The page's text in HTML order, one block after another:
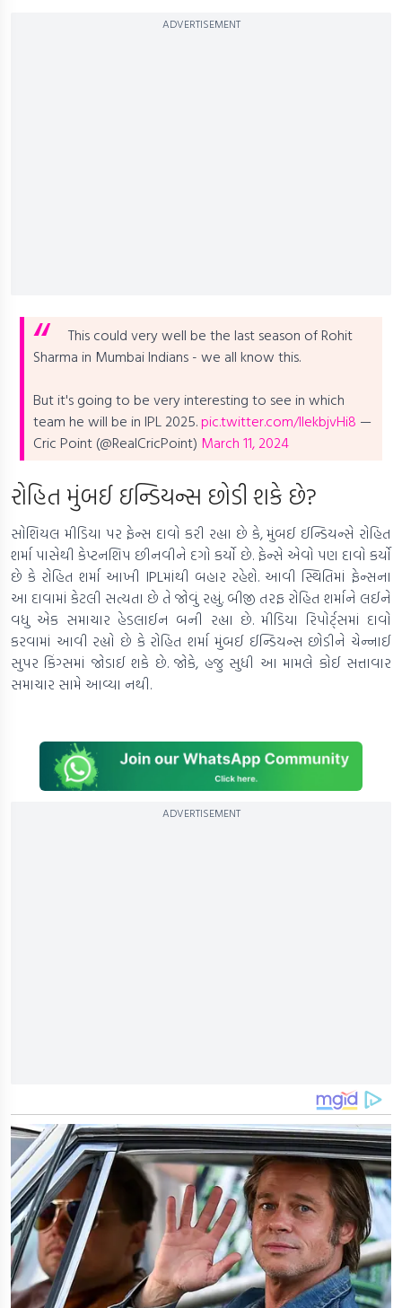
ADVERTISEMENT
This could very well be the last season of Rohit
Sharma in Mumbai Indians - we all know this.
But it's going to be very interesting to see in which
team he will be in IPL 2025.pic.twitter.com/IIekbjvHi8 —
Cric Point (@RealCricPoint) March 11, 2024
રોહિત મુંબઈ ઇન્ડિયન્સ છોડી શકે છે?
સોશિયલ મીડિયા પર ફેન્સ દાવો કરી રહ્યા છે કે, મુંબઈ ઈન્ડિયન્સે રોહિત
શર્મા પાસેથી કેપ્ટનશિપ છીનવીને દગો કર્યો છે. ફેન્સે એવો પણ દાવો કર્યો
છે કે રોહિત શર્મા આખી IPLમાંથી બહાર રહેશે. આવી સ્થિતિમાં ફેન્સના
આ દાવામાં કેટલી સત્યતા છે તે જોવું રહ્યું. બીજી તરફ રોહિત શર્માને લઈને
વધુ એક સમાચાર હેડલાઈન બની રહ્યા છે. મીડિયા રિપોર્ટ્સમાં દાવો
કરવામાં આવી રહ્યો છે કે રોહિત શર્મા મુંબઈ ઈન્ડિયન્સ છોડીને ચેન્નાઈ
સુપર કિંગ્સમાં જોડાઈ શકે છે. જોકે, હજુ સુધી આ મામલે કોઈ સત્તાવાર
સમાચાર સામે આવ્યા નથી.
ADVERTISEMENT